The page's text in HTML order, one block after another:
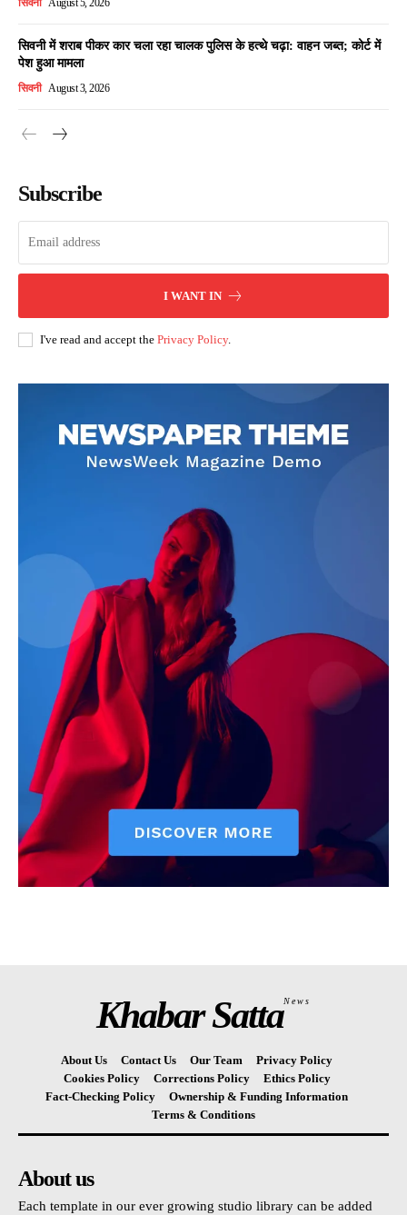
सिवनी August 5, 2026
सिवनी में शराब पीकर कार चला रहा चालक पुलिस के हत्थे चढ़ा: वाहन जब्त; कोर्ट में
पेश हुआ मामला
सिवनी August 3, 2026
Subscribe
I WANT IN
I've read and accept the Privacy Policy.
Khabar SattaNews
About Us Contact Us Our Team
Privacy Policy
Cookies Policy
Corrections Policy
Ethics Policy
Fact-Checking Policy
Ownership & Funding Information
Terms & Conditions
About us
Each template in our ever growing studio library can be added